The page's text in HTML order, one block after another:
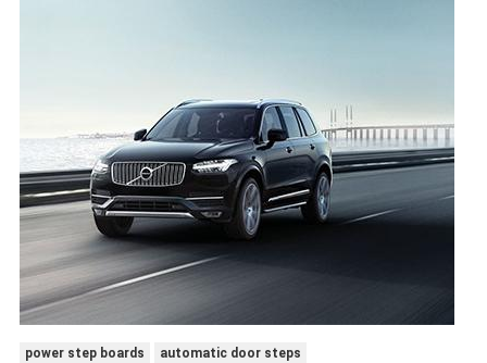
power step boards automatic door steps